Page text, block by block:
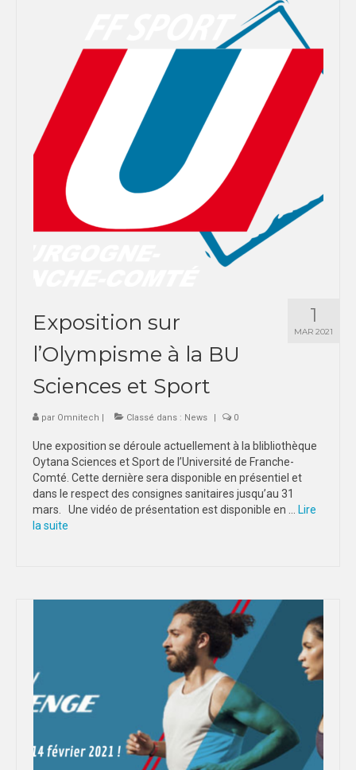
1
MAR 2021
Exposition sur
l’Olympisme à la BU
Sciences et Sport
par Omnitech | Classé dans : News | 0
Une exposition se déroule actuellement à la blibliothèque
Oytana Sciences et Sport de l’Université de Franche-
Comté. Cette dernière sera disponible en présentiel et
dans le respect des consignes sanitaires jusqu’au 31
mars. Une vidéo de présentation est disponible en …
Lire
la suite­­